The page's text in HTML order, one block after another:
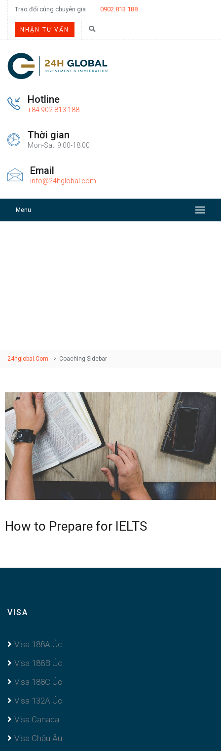
Trao đổi cùng chuyên gia 0902 813 188
NHẬN TƯ VẤN
Hotline
+84 902 813 188
Thời gian
Mon-Sat: 9.00-18.00
Email
info@24hglobal.com
Menu
24hglobal.com > Coaching Sidebar
How to Prepare for IELTS
VISA
Visa 188A Úc
Visa 188B Úc
Visa 188C Úc
Visa 132A Úc
Visa Canada
Visa Châu Âu